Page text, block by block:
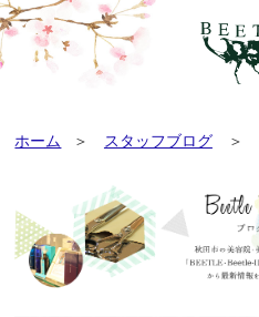
ホーム スタッフブログ